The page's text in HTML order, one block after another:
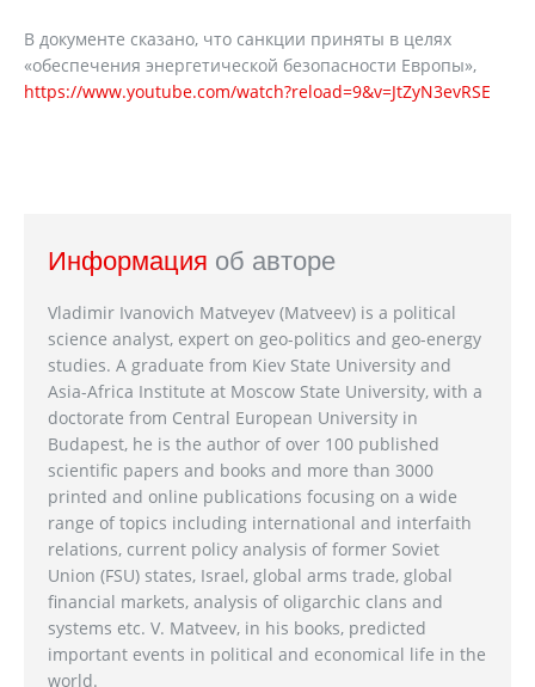
В документе сказано, что санкции приняты в целях
«обеспечения энергетической безопасности Европы»,
https://www.youtube.com/watch?reload=9&v=JtZyN3evRSE
Информация об авторе
Vladimir Ivanovich Matveyev (Matveev) is a political
science analyst, expert on geo-politics and geo-energy
studies. A graduate from Kiev State University and
Asia-Africa Institute at Moscow State University, with a
doctorate from Central European University in
Budapest, he is the author of over 100 published
scientific papers and books and more than 3000
printed and online publications focusing on a wide
range of topics including international and interfaith
relations, current policy analysis of former Soviet
Union (FSU) states, Israel, global arms trade, global
financial markets, analysis of oligarchic clans and
systems etc. V. Matveev, in his books, predicted
important events in political and economical life in the
world.